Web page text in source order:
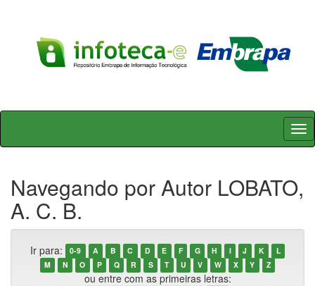
Skip
Navegando por Autor LOBATO,
A. C. B.
Ir para: 0-9 A B C D E F G H I J K
L
M
N O P Q R S T U V W X Y Z
ou entre com as primeiras letras: